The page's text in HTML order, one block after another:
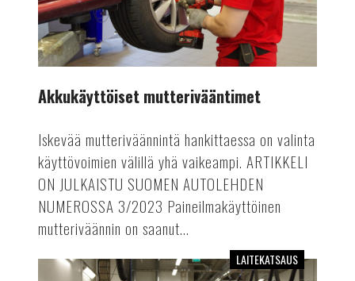
Akkukäyttöiset mutterivääntimet
Iskevää mutteriväännintä hankittaessa on valinta
käyttövoimien välillä yhä vaikeampi. ARTIKKELI
ON JULKAISTU SUOMEN AUTOLEHDEN
NUMEROSSA 3/2023 Paineilmakäyttöinen
mutteriväännin on saanut...
Kevyen
LAITEKATSAUS